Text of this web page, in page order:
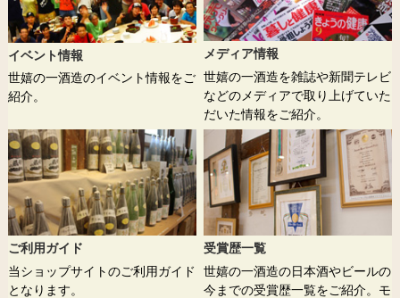
イベント情報
世嬉の一酒造のイベント情報をご
紹介。
メディア情報
世嬉の一酒造を雑誌や新聞テレビ
などのメディアで取り上げていた
だいた情報をご紹介。
ご利用ガイド
当ショップサイトのご利用ガイド
となります。
受賞歴一覧
世嬉の一酒造の日本酒やビールの
今までの受賞歴一覧をご紹介。モ